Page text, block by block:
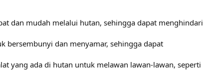
dan mudah melalui hutan, sehingga dapat menghindari
bersembunyi dan menyamar, sehingga dapat
yang ada di hutan untuk melawan lawan-lawan, seperti